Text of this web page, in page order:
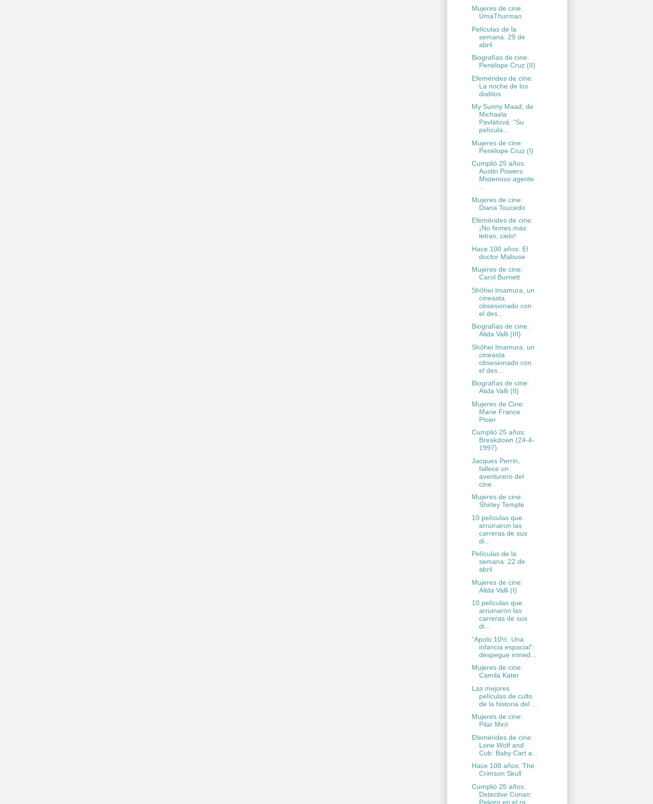
Mujeres de cine:
UmaThurman
Películas de la
semana: 29 de
abril
Biografías de cine:
Penélope Cruz (II)
Efemérides de cine:
La noche de los
diablos
My Sunny Maad, de
Michaela
Pavlátová: “Su
película...
Mujeres de cine:
Penélope Cruz (I)
Cumplió 25 años:
Austin Powers:
Misterioso agente
...
Mujeres de cine:
Diana Toucedo
Efemérides de cine:
¡No firmes más
letras, cielo!
Hace 100 años: El
doctor Mabuse
Mujeres de cine:
Carol Burnett
Shôhei Imamura, un
cineasta
obsesionado con
el des...
Biografías de cine:
Alida Valli (III)
Shôhei Imamura, un
cineasta
obsesionado con
el des...
Biografías de cine:
Alida Valli (II)
Mujeres de Cine:
Marie France
Pisier
Cumplió 25 años:
Breakdown (24-4-
1997)
Jacques Perrin,
fallece un
aventurero del
cine
Mujeres de cine:
Shirley Temple
10 películas que
arruinaron las
carreras de sus
di...
Películas de la
semana: 22 de
abril
Mujeres de cine:
Alida Valli (I)
10 películas que
arruinaron las
carreras de sus
di...
“Apolo 10½: Una
infancia espacial”:
despegue inmed...
Mujeres de cine:
Camila Kater
Las mejores
películas de culto
de la historia del ...
Mujeres de cine:
Pilar Miró
Efemérides de cine:
Lone Wolf and
Cub: Baby Cart a...
Hace 100 años: The
Crimson Skull
Cumplió 25 años:
Detective Conan:
Peligro en el ra...